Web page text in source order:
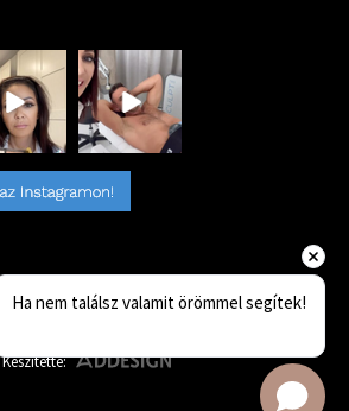
Készítette:
Ha nem találsz valamit örömmel segítek!